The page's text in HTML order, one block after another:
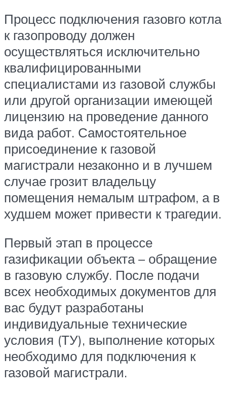
Процесс подключения газовго котла
к газопроводу должен
осуществляться исключительно
квалифицированными
специалистами из газовой службы
или другой организации имеющей
лицензию на проведение данного
вида работ. Самостоятельное
присоединение к газовой
магистрали незаконно и в лучшем
случае грозит владельцу
помещения немалым штрафом, а в
худшем может привести к трагедии.
Первый этап в процессе
газификации объекта – обращение
в газовую службу. После подачи
всех необходимых документов для
вас будут разработаны
индивидуальные технические
условия (ТУ), выполнение которых
необходимо для подключения к
газовой магистрали.